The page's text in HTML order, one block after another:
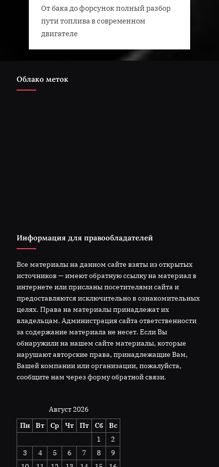
От бака до форсунок полный разбор
пути топлива в современном
двигателе
Облако меток
Информация для правообладателей
Все материалы на данном сайте взяты из открытых
источников — имеют обратную ссылку на материал в
интернете или присланы посетителями сайта и
предоставляются исключительно в ознакомительных
целях. Права на материалы принадлежат их
владельцам. Администрация сайта ответственности
за содержание материала не несет. Если Вы
обнаружили на нашем сайте материалы, которые
нарушают авторские права, принадлежащие Вам,
Вашей компании или организации, пожалуйста,
сообщите нам через форму обратной связи.
Август 2026
Пн
Вт Ср Чт Пт Сб
Вс
1
2
3
4 5 6 7 8
9